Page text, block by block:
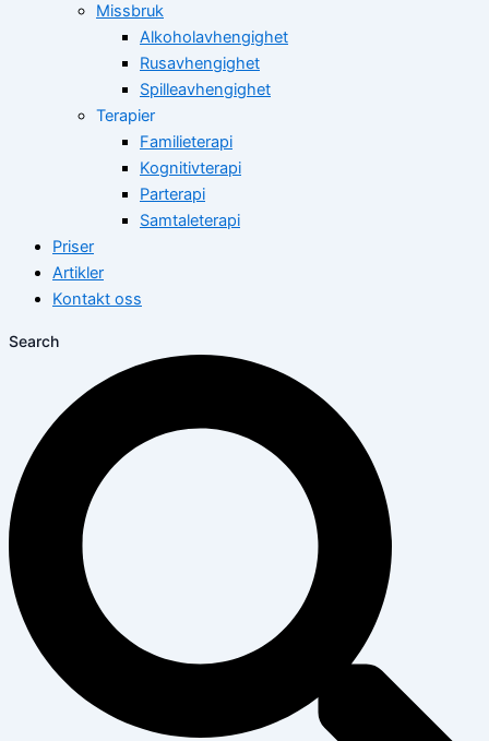
Missbruk
Alkoholavhengighet
Rusavhengighet
Spilleavhengighet
Terapier
Familieterapi
Kognitivterapi
Parterapi
Samtaleterapi
Priser
Artikler
Kontakt oss
Search